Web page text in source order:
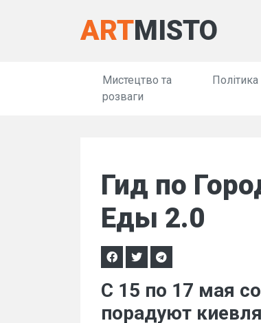
ARTMISTO
Мистецтво та
розваги
Політика
Гид по
Еды 2.0
С 15 по 17 мая
порадуют